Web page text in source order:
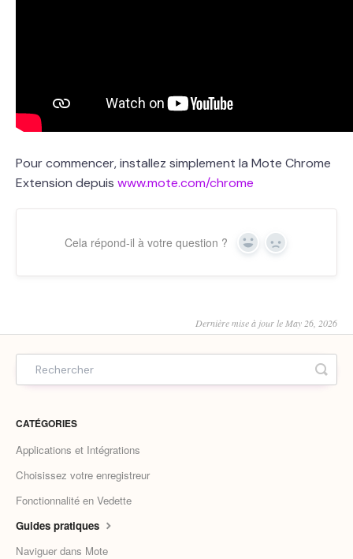
Pour commencer, installez simplement la Mote Chrome
Extension depuis www.mote.com/chrome
Cela répond-il à votre question ? Yes No
Dernière mise à jour le May 26, 2026
CATÉGORIES
Applications et Intégrations
Choisissez votre enregistreur
Fonctionnalité en Vedette
Guides pratiques
Naviguer dans Mote